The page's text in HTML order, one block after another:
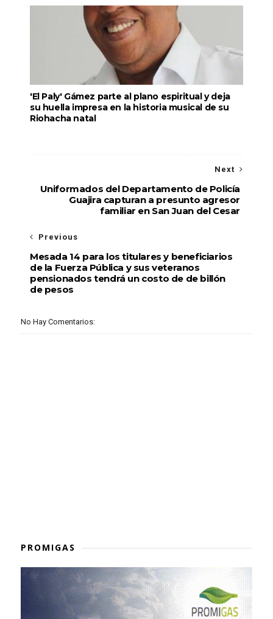
'El Paly' Gámez parte al plano espiritual y deja
su huella impresa en la historia musical de su
Riohacha natal
Next
Uniformados del Departamento de Policía
Guajira capturan a presunto agresor
familiar en San Juan del Cesar
Previous
Mesada 14 para los titulares y beneficiarios
de la Fuerza Pública y sus veteranos
pensionados tendrá un costo de de billón
de pesos
No Hay Comentarios:
PROMIGAS